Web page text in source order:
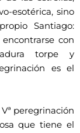
esotérica, sino
Santiago:
con
torpe y
es el
peregrinación
que tiene el